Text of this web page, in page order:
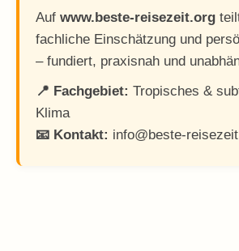
Auf www.beste-reisezeit.org
fachliche Einschätzung und
– fundiert, praxisnah und
📍 Fachgebiet: Tropisches &
Klima
📧 Kontakt: info@beste-